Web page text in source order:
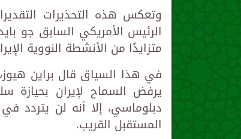
وتعكس هذه التحذيرات
الرئيس الأمريكي السابق جو
متزايدًا من الأنشطة النووية
في هذا السياق قال براين
يرفض السماح لإيران بحيازة
دبلوماسي، إلا أنه لن يتردد
المستقبل القريب.